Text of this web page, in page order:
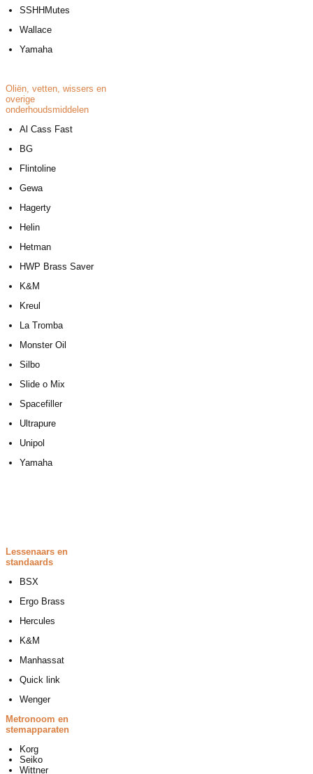
SSHHMutes
Wallace
Yamaha
Oliën, vetten, wissers en
overige
onderhoudsmiddelen
Al Cass Fast
BG
Flintoline
Gewa
Hagerty
Helin
Hetman
HWP Brass Saver
K&M
Kreul
La Tromba
Monster Oil
Silbo
Slide o Mix
Spacefiller
Ultrapure
Unipol
Yamaha
Lessenaars en
standaards
BSX
Ergo Brass
Hercules
K&M
Manhassat
Quick link
Wenger
Metronoom en
stemapparaten
Korg
Seiko
Wittner